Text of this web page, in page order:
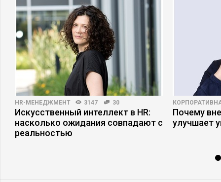
HR-МЕНЕДЖМЕНТ 3147 30
Искусственный интеллект в HR:
насколько ожидания совпадают с
реальностью
Почему
улучшает